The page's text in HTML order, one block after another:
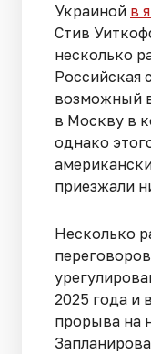
Украиной в
Стив
несколько
Российская
возможный
в Москву в
однако
приезжали
Несколько
2025 года и
прорыва на